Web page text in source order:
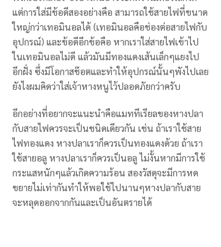
แต่การใส่มีข้อดีสองอย่างคือ สามารถใช้สายไฟที่ขนาด
ใหญ่กว่าเทอมินอลได้ (เทอมินอลคือช่องต่อสายไฟกับ
อุปกรณ์) และข้อดีอีกข้อคือ หากเราใส่สายไฟเข้าไป
ในเทอมินอลไม่ดี แล้วมันมีทองแดงเส้นเล็กๆแยงไป
อีกฝั่ง ซึ่งมีโอกาสช๊อตและทำให้อุปกรณ์นั้นๆพังไปเลย
ยังไงผมคิดว่าใส่เจ้าหางหนูไว้ปลอดภัยกว่าครับ
อีกอย่างที่อยากจะแนะนำคือแมททีเรียลของหางปลา
กับสายไฟควรจะเป็นชนิดเดียวกัน เช่น ถ้าเราใช้สาย
ไฟทองแดง หางปลาเราก็ควรเป็นทองแดงด้วย ถ้าเรา
ใช้สายอลู หางปลาเราก็ควรเป็นอลู ไม่งั้นหากมีการใช้
กระแสหนักๆแล้วเกิดความร้อน สองวัสดุจะมีการหด
ขยายไม่เท่ากันทำให้พอใช้ไปนานๆหางปลากับสาย
จะหลุดออกจากกันและเป็นอันตรายได้